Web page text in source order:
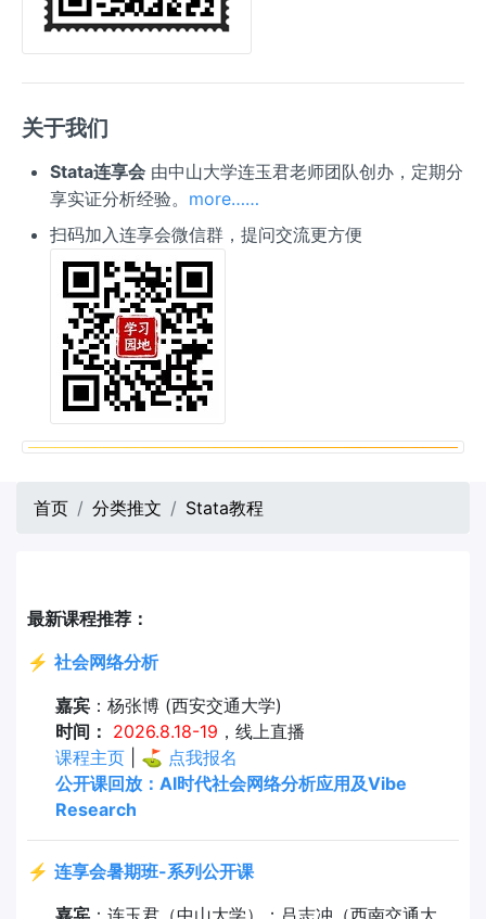
关于我们
Stata连享会由中山大学连玉君老师团队创办，定期分
享实证分析经验。 more……
扫码加入连享会微信群，提问交流更方便
首页 分类推文 Stata教程
最新课程推荐：
⚡ 社会网络分析
嘉宾：杨张博 (西安交通大学)
时间： 2026.8.18-19 ，线上直播
课程主页| ⛳ 点我报名
公开课回放：AI时代社会网络分析应用及Vibe
Research
⚡ 连享会暑期班-系列公开课